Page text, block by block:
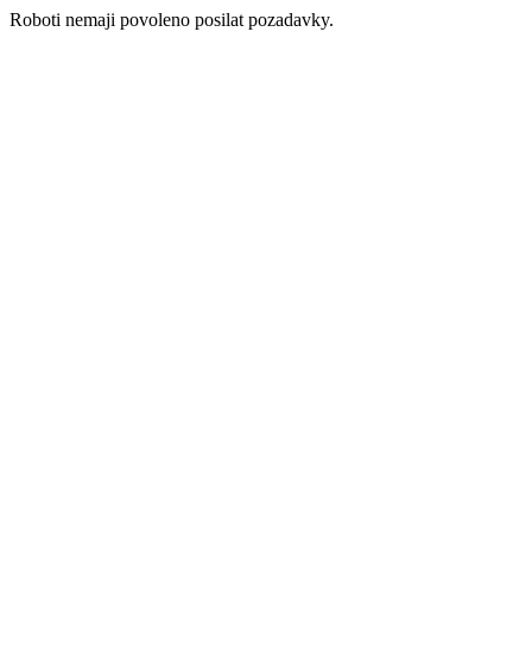
Roboti nemaji povoleno posilat pozadavky.